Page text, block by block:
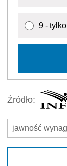
9 -
Źródło:
jawność